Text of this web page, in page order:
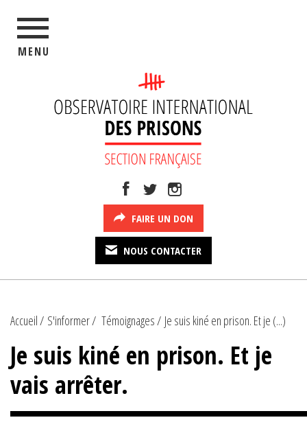
MENU
FAIRE UN DON
NOUS CONTACTER
Accueil S'informer Témoignages Je suis kiné en prison. Et je (...)
Je suis kiné en prison. Et je
vais arrêter.